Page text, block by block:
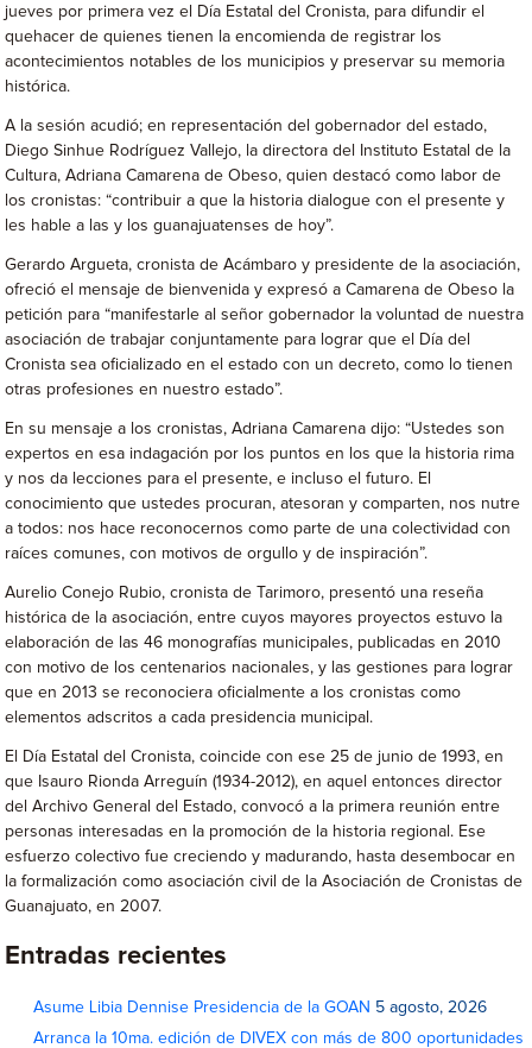
jueves por primera vez el Día Estatal del Cronista, para difundir el
quehacer de quienes tienen la encomienda de registrar los
acontecimientos notables de los municipios y preservar su memoria
histórica.
A la sesión acudió; en representación del gobernador del estado,
Diego Sinhue Rodríguez Vallejo, la directora del Instituto Estatal de la
Cultura, Adriana Camarena de Obeso, quien destacó como labor de
los cronistas: “contribuir a que la historia dialogue con el presente y
les hable a las y los guanajuatenses de hoy”.
Gerardo Argueta, cronista de Acámbaro y presidente de la asociación,
ofreció el mensaje de bienvenida y expresó a Camarena de Obeso la
petición para “manifestarle al señor gobernador la voluntad de nuestra
asociación de trabajar conjuntamente para lograr que el Día del
Cronista sea oficializado en el estado con un decreto, como lo tienen
otras profesiones en nuestro estado”.
En su mensaje a los cronistas, Adriana Camarena dijo: “Ustedes son
expertos en esa indagación por los puntos en los que la historia rima
y nos da lecciones para el presente, e incluso el futuro. El
conocimiento que ustedes procuran, atesoran y comparten, nos nutre
a todos: nos hace reconocernos como parte de una colectividad con
raíces comunes, con motivos de orgullo y de inspiración”.
Aurelio Conejo Rubio, cronista de Tarimoro, presentó una reseña
histórica de la asociación, entre cuyos mayores proyectos estuvo la
elaboración de las 46 monografías municipales, publicadas en 2010
con motivo de los centenarios nacionales, y las gestiones para lograr
que en 2013 se reconociera oficialmente a los cronistas como
elementos adscritos a cada presidencia municipal.
El Día Estatal del Cronista, coincide con ese 25 de junio de 1993, en
que Isauro Rionda Arreguín (1934-2012), en aquel entonces director
del Archivo General del Estado, convocó a la primera reunión entre
personas interesadas en la promoción de la historia regional. Ese
esfuerzo colectivo fue creciendo y madurando, hasta desembocar en
la formalización como asociación civil de la Asociación de Cronistas de
Guanajuato, en 2007.
Entradas recientes
Asume Libia Dennise Presidencia de la GOAN 5 agosto, 2026
Arranca la 10ma. edición de DIVEX con más de 800 oportunidades